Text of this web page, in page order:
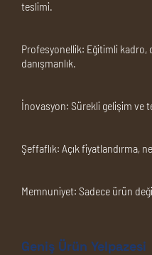
teslimi.
Profesyonellik: Eğitimli kadro,
danışmanlık.
İnovasyon: Sürekli gelişim ve
Şeffaflık: Açık fiyatlandırma,
Memnuniyet: Sadece ürün
Geniş Ürün Yelpazesi